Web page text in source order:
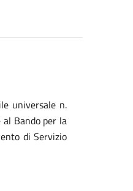
universale n.
Bando per la
di Servizio